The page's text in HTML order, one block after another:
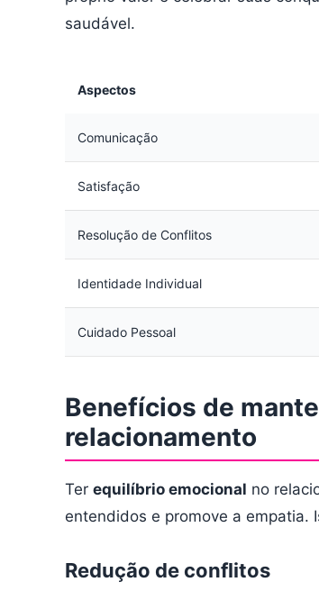
saudável.
Aspectos
Comunicação
Satisfação
Resolução de Conflitos
Identidade Individual
Cuidado Pessoal
Benefícios de
relacionamento
Ter equilíbrio emocional no
entendidos e promove a empatia.
Redução de conflitos